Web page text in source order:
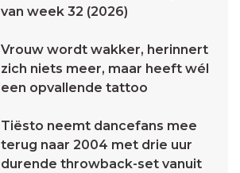
van week 32 (2026)
Vrouw wordt wakker, herinnert
zich niets meer, maar heeft wél
een opvallende tattoo
Tiësto neemt dancefans mee
terug naar 2004 met drie uur
durende throwback-set vanuit